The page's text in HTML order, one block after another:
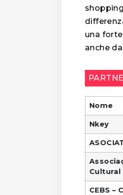
una
anche
Nome
Nkey
Cultural
CEBS –